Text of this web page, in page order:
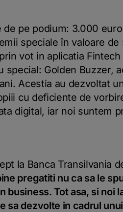
pe podium: 3.000
speciale în valoare
vot in aplicatia
Golden Buzzer,
Acestia au dezvoltat
cu deficiente de
digital, iar noi suntem
la Banca Transilvania
pregatiti nu ca sa le
Tot asa, si noi
sa dezvolte in cadrul